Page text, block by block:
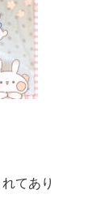
てあり